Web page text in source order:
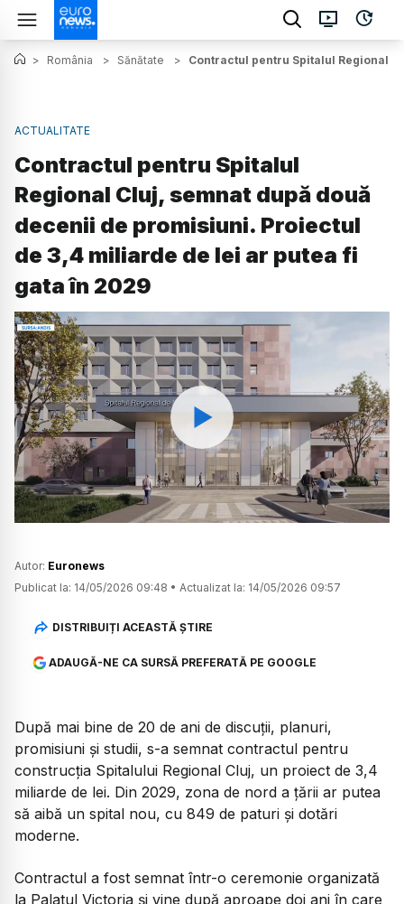
> România > Sănătate > Contractul pentru Spitalul Regional
ACTUALITATE
Contractul pentru Spitalul
Regional Cluj, semnat după două
decenii de promisiuni. Proiectul
de 3,4 miliarde de lei ar putea fi
gata în 2029
Watch
Autor: Euronews
Publicat la: 14/05/2026 09:48 • Actualizat la: 14/05/2026 09:57
DISTRIBUIȚI ACEASTĂ ȘTIRE
ADAUGĂ-NE CA SURSĂ PREFERATĂ PE GOOGLE
După mai bine de 20 de ani de discuții, planuri,
promisiuni și studii, s-a semnat contractul pentru
construcția Spitalului Regional Cluj, un proiect de 3,4
miliarde de lei. Din 2029, zona de nord a țării ar putea
să aibă un spital nou, cu 849 de paturi și dotări
moderne.
Contractul a fost semnat într-o ceremonie organizată
la Palatul Victoria și vine după aproape doi ani în care